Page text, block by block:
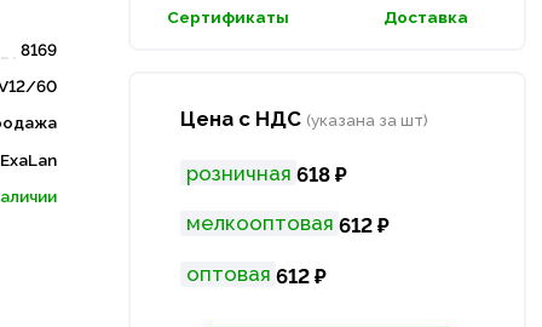
8169
60
ExaLan
Сертификаты Доставка
Цена с НДС (указана за шт)
розничная 618 ₽
мелкооптовая 612 ₽
оптовая 612 ₽